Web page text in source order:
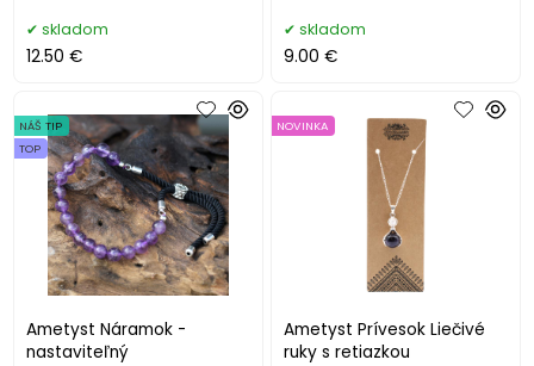
skladom
12.50 €
skladom
9.00 €
Ametyst Náramok -
nastaviteľný
NÁŠ TIP
TOP
Ametyst Prívesok Liečivé
ruky s retiazkou
NOVINKA